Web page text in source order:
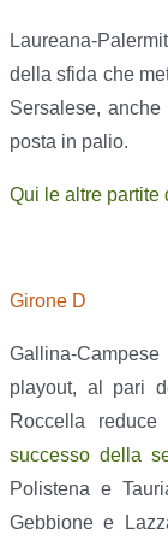
Laureana-
della sfida che
Sersalese, anche
posta in palio.
Qui le altre partite
Girone D
Gallina-
playout, al pari
Roccella
successo della
Polistena e
Gebbione e